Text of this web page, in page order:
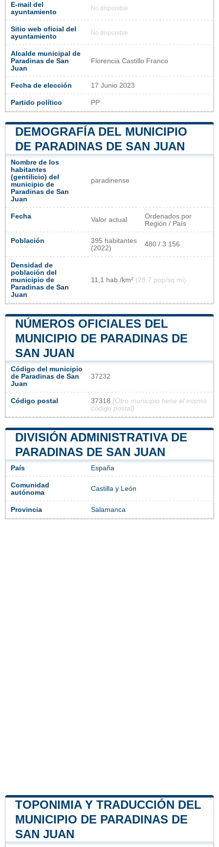
E-mail del
ayuntamiento
No disponible
Sitio web oficial del
ayuntamiento
No disponible
Alcalde municipal de
Paradinas de San
Juan
Florencia Castillo Franco
Fecha de elección 17 Junio 2023
Partido político PP
DEMOGRAFÍA DEL MUNICIPIO
DE PARADINAS DE SAN JUAN
Nombre de los
habitantes
(gentilicio) del
municipio de
Paradinas de San
Juan
paradinense
Fecha Valor actual
Ordenados por
Región / País
Población
395 habitantes
(2022)
480 / 3 156
Densidad de
población del
municipio de
Paradinas de San
Juan
11,1 hab./km² (28,7 pop/sq mi)
NÚMEROS OFICIALES DEL
MUNICIPIO DE PARADINAS DE
SAN JUAN
Código del municipio
de Paradinas de San
Juan
37232
Código postal 37318 (Otro municipio tiene el mismo
código postal)
DIVISIÓN ADMINISTRATIVA DE
PARADINAS DE SAN JUAN
País España
Comunidad
autónoma
Castilla y León
Provincia Salamanca
TOPONIMIA Y TRADUCCIÓN DEL
MUNICIPIO DE PARADINAS DE
SAN JUAN